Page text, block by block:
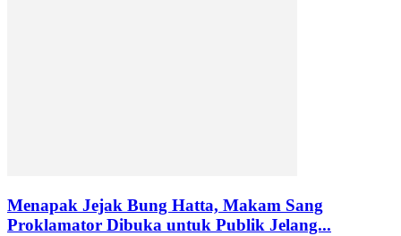
Menapak Jejak Bung Hatta, Makam Sang
Proklamator Dibuka untuk Publik Jelang...